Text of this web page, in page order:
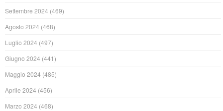
Settembre 2024 (469)
Agosto 2024 (468)
Luglio 2024 (497)
Giugno 2024 (441)
Maggio 2024 (485)
Aprile 2024 (456)
Marzo 2024 (468)